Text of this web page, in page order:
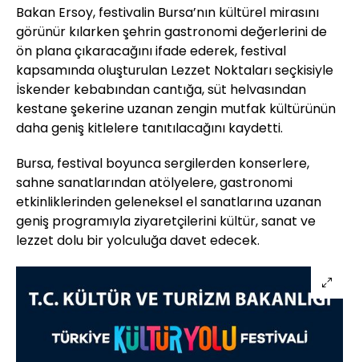
Bakan Ersoy, festivalin Bursa’nın kültürel mirasını
görünür kılarken şehrin gastronomi değerlerini de
ön plana çıkaracağını ifade ederek, festival
kapsamında oluşturulan Lezzet Noktaları seçkisiyle
İskender kebabından cantığa, süt helvasından
kestane şekerine uzanan zengin mutfak kültürünün
daha geniş kitlelere tanıtılacağını kaydetti.
Bursa, festival boyunca sergilerden konserlere,
sahne sanatlarından atölyelere, gastronomi
etkinliklerinden geleneksel el sanatlarına uzanan
geniş programıyla ziyaretçilerini kültür, sanat ve
lezzet dolu bir yolculuğa davet edecek.